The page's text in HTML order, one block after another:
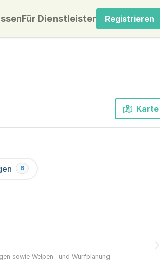
Für Dienstleister Registrieren
Karte
6
sowie Welpen- und Wurfplanung.